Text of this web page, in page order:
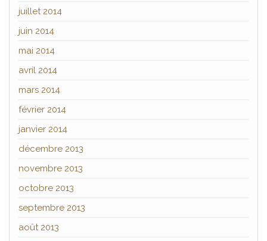
juillet 2014
juin 2014
mai 2014
avril 2014
mars 2014
février 2014
janvier 2014
décembre 2013
novembre 2013
octobre 2013
septembre 2013
août 2013